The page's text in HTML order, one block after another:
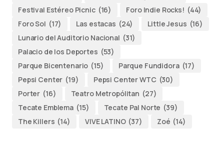
Festival Estéreo Picnic (16) Foro Indie Rocks! (44)
Foro Sol (17) Las estacas (24) Little Jesus (16)
Lunario del Auditorio Nacional (31)
Palacio de los Deportes (53)
Parque Bicentenario (15) Parque Fundidora (17)
Pepsi Center (19) Pepsi Center WTC (30)
Porter (16) Teatro Metropólitan (27)
Tecate Emblema (15) Tecate Pal Norte (39)
The Killers (14) VIVE LATINO (37) Zoé (14)